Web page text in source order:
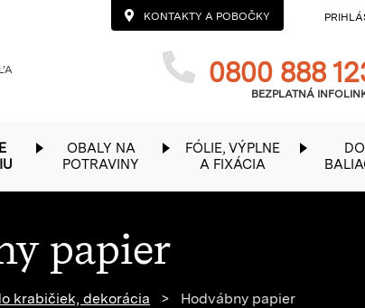
KONTAKTY A POBOČKY
Telefon
0800 888
BEZPLATNÁ
OBALY NA
POTRAVINY
FÓLIE, VÝPLNE
A FIXÁCIA
papier
krabičiek, dekorácia Hodvábny papier